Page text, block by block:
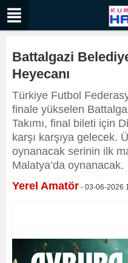
Battalgazi
Heyecanı
Türkiye Futbol
finale yükselen
Takımı, final bileti için
karşı karşıya gelecek.
oynanacak serinin ilk
Malatya’da oynanacak.
Yerel Amatör - 03-06-2026